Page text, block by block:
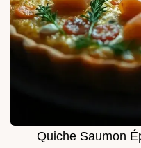
Quiche Saumon